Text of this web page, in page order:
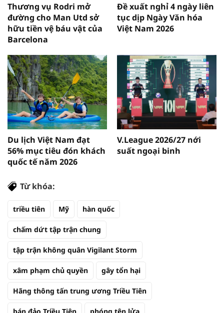
Thương vụ Rodri mở
đường cho Man Utd sở
hữu tiền vệ báu vật của
Barcelona
Đề xuất nghỉ 4 ngày liên
tục dịp Ngày Văn hóa
Việt Nam 2026
Du lịch Việt Nam đạt
56% mục tiêu đón khách
quốc tế năm 2026
V.League 2026/27 nới
suất ngoại binh
Từ khóa:
triều tiên Mỹ hàn quốc
chấm dứt tập trận chung
tập trận không quân Vigilant Storm
xâm phạm chủ quyền gây tổn hại
Hãng thông tấn trung ương Triều Tiên